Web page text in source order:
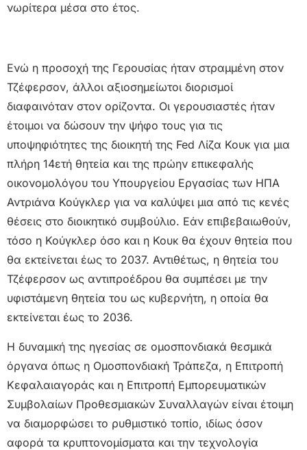
νωρίτερα μέσα στο έτος.
Ενώ η προσοχή της Γερουσίας ήταν στραμμένη στον
Τζέφερσον, άλλοι αξιοσημείωτοι διορισμοί
διαφαινόταν στον ορίζοντα. Οι γερουσιαστές ήταν
έτοιμοι να δώσουν την ψήφο τους για τις
υποψηφιότητες της διοικητή της Fed Λίζα Κουκ για μια
πλήρη 14ετή θητεία και της πρώην επικεφαλής
οικονομολόγου του Υπουργείου Εργασίας των ΗΠΑ
Αντριάνα Κούγκλερ για να καλύψει μια από τις κενές
θέσεις στο διοικητικό συμβούλιο. Εάν επιβεβαιωθούν,
τόσο η Κούγκλερ όσο και η Κουκ θα έχουν θητεία που
θα εκτείνεται έως το 2037. Αντιθέτως, η θητεία του
Τζέφερσον ως αντιπροέδρου θα συμπέσει με την
υφιστάμενη θητεία του ως κυβερνήτη, η οποία θα
εκτείνεται έως το 2036.
Η δυναμική της ηγεσίας σε ομοσπονδιακά θεσμικά
όργανα όπως η Ομοσπονδιακή Τράπεζα, η Επιτροπή
Κεφαλαιαγοράς και η Επιτροπή Εμπορευματικών
Συμβολαίων Προθεσμιακών Συναλλαγών είναι έτοιμη
να διαμορφώσει το ρυθμιστικό τοπίο, ιδίως όσον
αφορά τα κρυπτονομίσματα και την τεχνολογία